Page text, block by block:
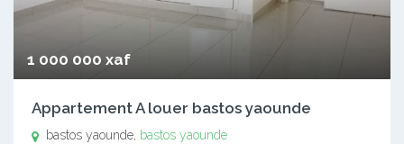
1 000 000 xaf
Appartement A louer bastos yaounde
bastos yaounde, bastos yaounde